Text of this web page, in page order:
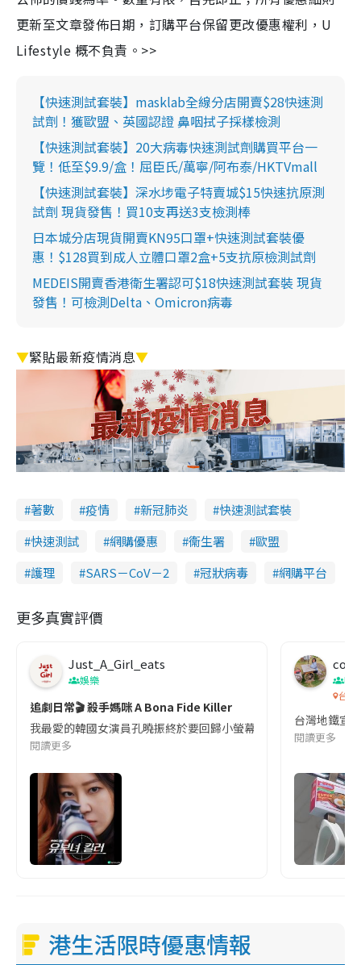
更新至文章發佈日期，訂購平台保留更改優惠權利，U
Lifestyle 概不負責。>>
【快速測試套裝】masklab全線分店開賣$28快速測
試劑！獲歐盟、英國認證 鼻咽拭子採樣檢測
【快速測試套裝】20大病毒快速測試劑購買平台一
覽！低至$9.9/盒！屈臣氏/萬寧/阿布泰/HKTVmall
【快速測試套裝】深水埗電子特賣城$15快速抗原測
試劑 現貨發售！買10支再送3支檢測棒
日本城分店現貨開賣KN95口罩+快速測試套裝優
惠！$128買到成人立體口罩2盒+5支抗原檢測試劑
MEDEIS開賣香港衛生署認可$18快速測試套裝 現貨
發售！可檢測Delta、Omicron病毒
▼緊貼最新疫情消息▼
著數 疫情 新冠肺炎
快速測試套裝
快速測試
網購優惠 衞生署
歐盟
護理
SARS－CoV－2 冠狀病毒 網購平台
更多真實評價
Just_A_Girl_eats
娛樂
追劇日常🎬 殺手媽咪 A Bona Fide Killer
我最愛的韓國女演員孔曉振終於要回歸小螢幕啦!這次的劇本改編
閱讀更多
co
吹
台灣
台灣地鐵宣
閱讀更多
港生活限時優惠情報